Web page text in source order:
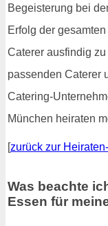
Begeisterung bei
Erfolg der
Caterer ausfindig
passenden Caterer
Catering-
München heiraten
[zurück zur
Was beachte
Essen für